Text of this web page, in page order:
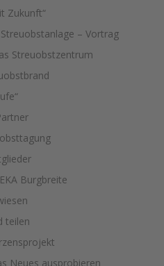
Zukunft“
– Vortrag
Streuobstzentrum
Burgbreite
teilen
Neues ausprobieren